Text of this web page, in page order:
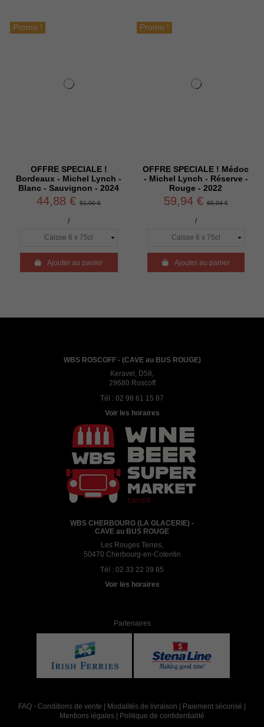
Promo !
OFFRE SPECIALE !
Bordeaux - Michel Lynch -
Blanc - Sauvignon - 2024
44,88 €51,00 €
/
Ajouter au panier
Promo !
OFFRE SPECIALE ! Médoc
- Michel Lynch - Réserve -
Rouge - 2022
59,94 € 65,94 €
/
Ajouter au panier
WBS ROSCOFF - (CAVE au BUS ROUGE)
Keravel, D58,
29680 Roscoff
Tél : 02 98 61 15 87
Voir les horaires
WBS CHERBOURG (LA GLACERIE) -
CAVE au BUS ROUGE
Les Rouges Terres,
50470 Cherbourg-en-Cotentin
Tél : 02 33 22 39 85
Voir les horaires
Partenaires
FAQ - Conditions de vente Modalités de livraison Paiement sécurisé
Mentions légales
Politique de confidentialité